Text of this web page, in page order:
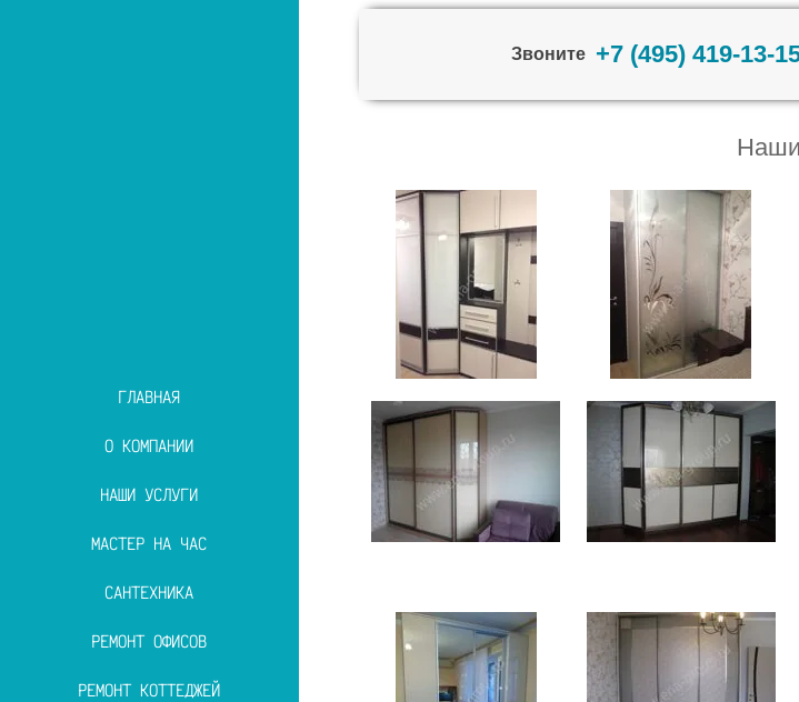
ГЛАВНАЯ
О КОМПАНИИ
НАШИ УСЛУГИ
МАСТЕР НА ЧАС
САНТЕХНИКА
РЕМОНТ ОФИСОВ
РЕМОНТ КОТТЕДЖЕЙ
Звоните +7 (495) 419-13-